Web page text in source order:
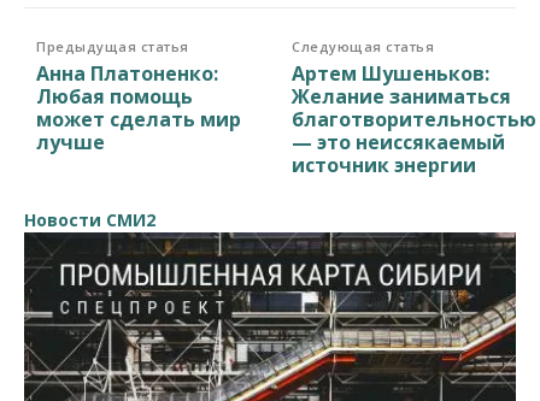
Предыдущая статья
Анна Платоненко:
Любая помощь
может сделать мир
лучше
Следующая статья
Артем Шушеньков:
Желание заниматься
благотворительностью
— это неиссякаемый
источник энергии
Новости СМИ2